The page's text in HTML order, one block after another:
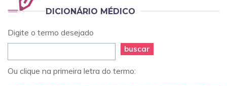
DICIONÁRIO MÉDICO
Digite o termo desejado
buscar
Ou clique na primeira letra do termo: